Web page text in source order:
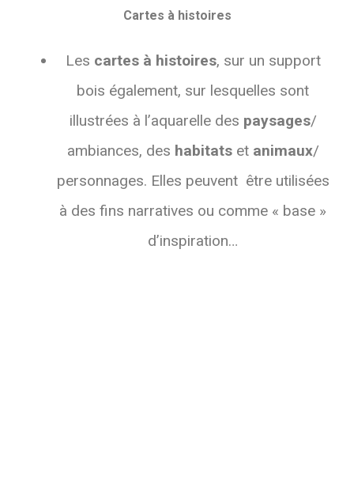
Cartes à histoires
Les cartes à histoires, sur un support
bois également, sur lesquelles sont
illustrées à l’aquarelle des paysages/
ambiances, des habitatset animaux/
personnages. Elles peuvent être utilisées
à des fins narratives ou comme « base »
d’inspiration…